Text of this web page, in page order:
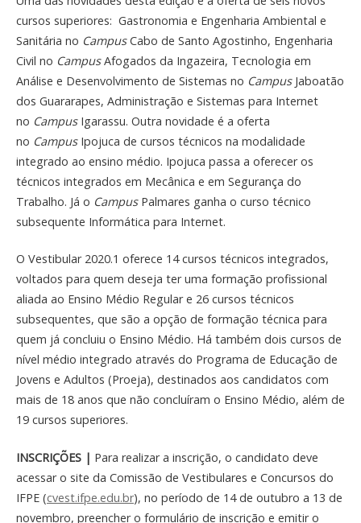
cursos superiores: Gastronomia e Engenharia Ambiental e
Sanitária no CampusCabo de Santo Agostinho, Engenharia
Civil no CampusAfogados da Ingazeira, Tecnologia em
Análise e Desenvolvimento de Sistemas no CampusJaboatão
dos Guararapes, Administração e Sistemas para Internet
no CampusIgarassu. Outra novidade é a oferta
no CampusIpojuca de cursos técnicos na modalidade
integrado ao ensino médio. Ipojuca passa a oferecer os
técnicos integrados em Mecânica e em Segurança do
Trabalho. Já o Campus Palmares ganha o curso técnico
subsequente Informática para Internet.
O Vestibular 2020.1 oferece 14 cursos técnicos integrados,
voltados para quem deseja ter uma formação profissional
aliada ao Ensino Médio Regular e 26 cursos técnicos
subsequentes, que são a opção de formação técnica para
quem já concluiu o Ensino Médio. Há também dois cursos de
nível médio integrado através do Programa de Educação de
Jovens e Adultos (Proeja), destinados aos candidatos com
mais de 18 anos que não concluíram o Ensino Médio, além de
19 cursos superiores.
INSCRIÇÕES | Para realizar a inscrição, o candidato deve
acessar o site da Comissão de Vestibulares e Concursos do
IFPE (cvest.ifpe.edu.br), no período de 14 de outubro a 13 de
novembro, preencher o formulário de inscrição e emitir o